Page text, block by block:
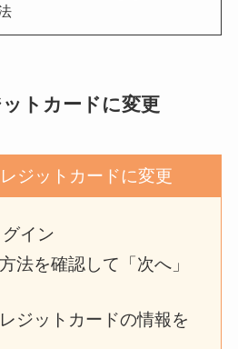
トカードに変更
ジットカードに変更
イン
法を確認して「次へ」
ジットカードの情報を